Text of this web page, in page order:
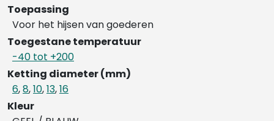
Toepassing
Voor het hijsen van goederen
Toegestane temperatuur
-40 tot +200
Ketting diameter (mm)
6,8,10,13,16
Kleur